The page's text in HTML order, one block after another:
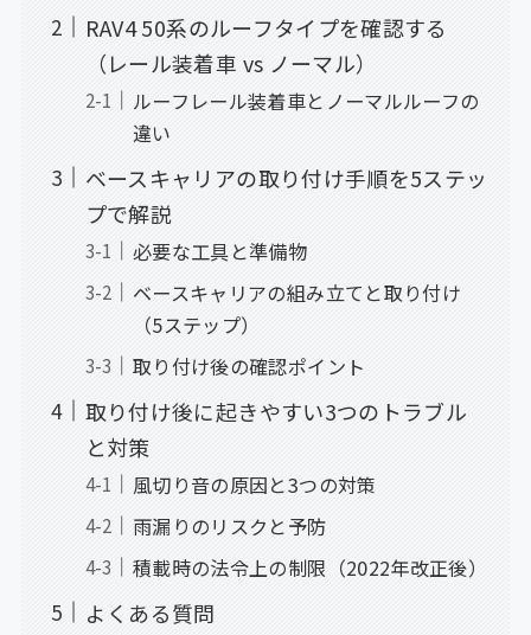
RAV4 50系のルーフタイプを確認する
（レール装着車 vs ノーマル）
ルーフレール装着車とノーマルルーフの
違い
ベースキャリアの取り付け手順を5ステッ
プで解説
必要な工具と準備物
ベースキャリアの組み立てと取り付け
（5ステップ）
取り付け後の確認ポイント
取り付け後に起きやすい3つのトラブル
と対策
風切り音の原因と3つの対策
雨漏りのリスクと予防
積載時の法令上の制限（2022年改正後）
よくある質問